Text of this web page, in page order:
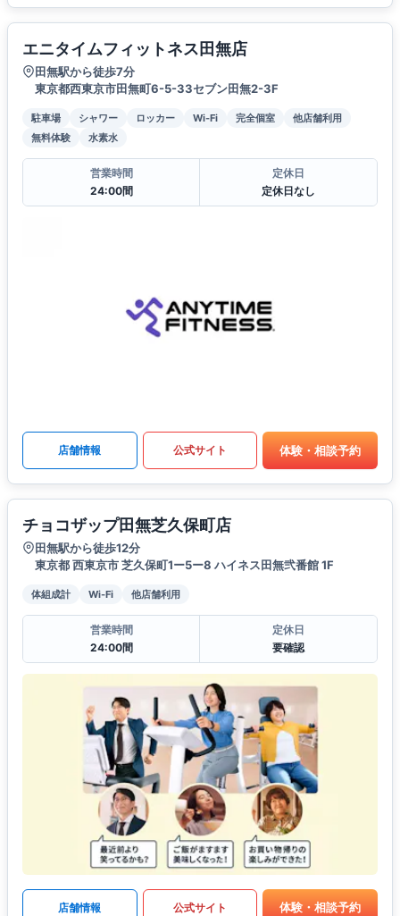
エニタイムフィットネス田無店
田無駅から徒歩7分
東京都西東京市田無町6-5-33セブン田無2-3F
駐車場 シャワー ロッカー Wi-Fi 完全個室
他店舗利用
無料体験
水素水
営業時間
24:00間
定休日
定休日なし
店舗情報 公式サイト 体験・相談予約
チョコザップ田無芝久保町店
田無駅から徒歩12分
東京都 西東京市 芝久保町1ー5ー8 ハイネス田無弐番館 1F
体組成計 Wi-Fi 他店舗利用
営業時間
24:00間
定休日
要確認
店舗情報 公式サイト 体験・相談予約